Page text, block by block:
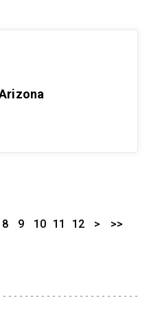
8 9 10 11 12 > >>